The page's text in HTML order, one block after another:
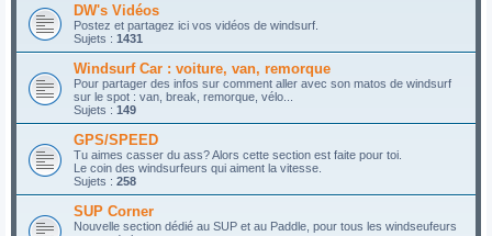
DW's Vidéos
Postez et partagez ici vos vidéos de windsurf.
Sujets : 1431
Windsurf Car : voiture, van, remorque
Pour partager des infos sur comment aller avec son matos de windsurf
sur le spot : van, break, remorque, vélo...
Sujets : 149
GPS/SPEED
Tu aimes casser du ass? Alors cette section est faite pour toi.
Le coin des windsurfeurs qui aiment la vitesse.
Sujets : 258
SUP Corner
Nouvelle section dédié au SUP et au Paddle, pour tous les windseufeurs